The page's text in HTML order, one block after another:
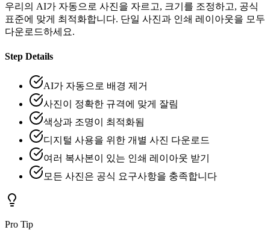
우리의 AI가 자동으로 사진을 자르고, 크기를 조정하고, 공식
표준에 맞게 최적화합니다. 단일 사진과 인쇄 레이아웃을 모두
다운로드하세요.
Step Details
AI가 자동으로 배경 제거
사진이 정확한 규격에 맞게 잘림
색상과 조명이 최적화됨
디지털 사용을 위한 개별 사진 다운로드
여러 복사본이 있는 인쇄 레이아웃 받기
모든 사진은 공식 요구사항을 충족합니다
Pro Tip